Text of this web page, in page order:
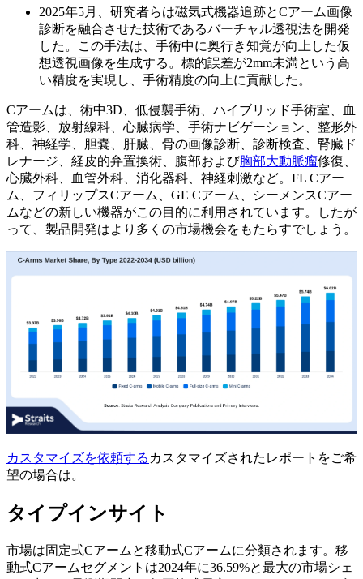
2025年5月、研究者らは磁気式機器追跡とCアーム画像
診断を融合させた技術であるバーチャル透視法を開発
した。この手法は、手術中に奥行き知覚が向上した仮
想透視画像を生成する。標的誤差が2mm未満という高
い精度を実現し、手術精度の向上に貢献した。
Cアームは、術中3D、低侵襲手術、ハイブリッド手術室、血
管造影、放射線科、心臓病学、手術ナビゲーション、整形外
科、神経学、胆嚢、肝臓、骨の画像診断、診断検査、腎臓ド
レナージ、経皮的弁置換術、腹部および胸部大動脈瘤修復、
心臓外科、血管外科、消化器科、神経刺激など。FL Cアー
ム、フィリップスCアーム、GE Cアーム、シーメンスCアー
ムなどの新しい機器がこの目的に利用されています。したが
って、製品開発はより多くの市場機会をもたらすでしょう。
カスタマイズを依頼する カスタマイズされたレポートをご希
望の場合は。
タイプインサイト
市場は固定式Cアームと移動式Cアームに分類されます。移
動式Cアームセグメントは2024年に36.59%と最大の市場シェ